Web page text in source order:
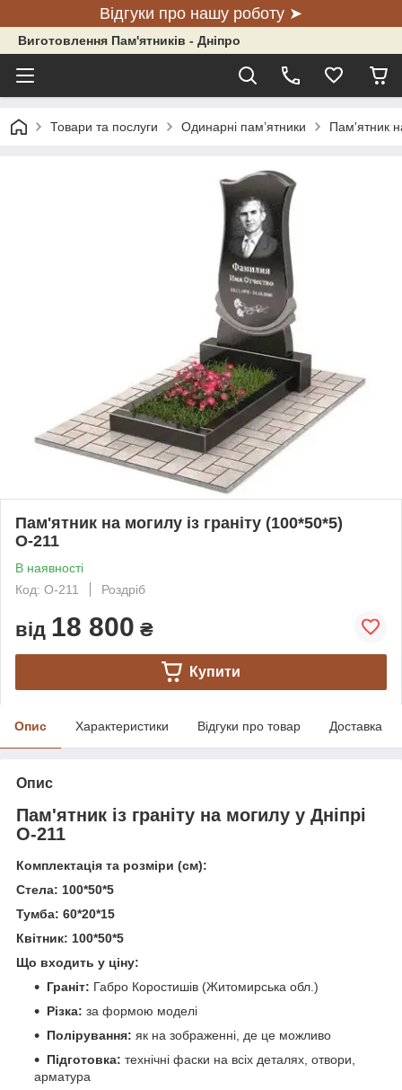
Відгуки про нашу роботу ➤
Виготовлення Пам'ятників - Дніпро
Товари та послуги Одинарні пам’ятники Пам'ятник
Пам'ятник на могилу із граніту (100*50*5)
О-211
В наявності
Код: О-211
Роздріб
від 18 800 ₴
Купити
Опис Характеристики Відгуки про товар Доставка
Опис
Пам'ятник із граніту на могилу у Дніпрі
О-211
Комплектація та розміри (см):
Стела: 100*50*5
Тумба: 60*20*15
Квітник: 100*50*5
Що входить у ціну:
Граніт: Габро Коростишів (Житомирська обл.)
Різка: за формою моделі
Полірування: як на зображенні, де це можливо
Підготовка: технічні фаски на всіх деталях, отвори,
арматура